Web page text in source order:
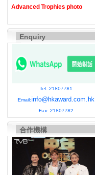
Advanced Trophies photo
Enquiry
Tel: 21807781
Email:info@hkaward.com.hk
Fax: 21807782
合作機構